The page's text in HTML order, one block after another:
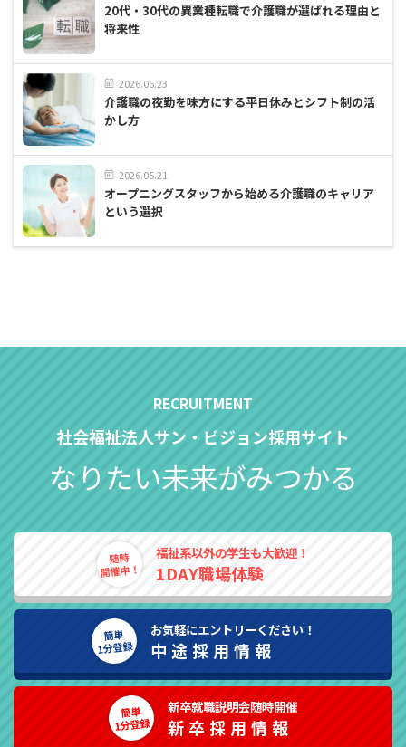
20代・30代の異業種転職で介護職が選ばれる理由と
将来性
2026.06.23
介護職の夜勤を味方にする平日休みとシフト制の活
かし方
2026.05.21
オープニングスタッフから始める介護職のキャリア
という選択
社会福祉法人サン・ビジョン採用サイト
なりたい未来がみつかる
随時
開催中！
福祉系以外の学生も大歓迎！
1DAY職場体験
簡単
1分登録
お気軽にエントリーください！
中途採用情報
簡単
1分登録
新卒就職説明会随時開催
新卒採用情報